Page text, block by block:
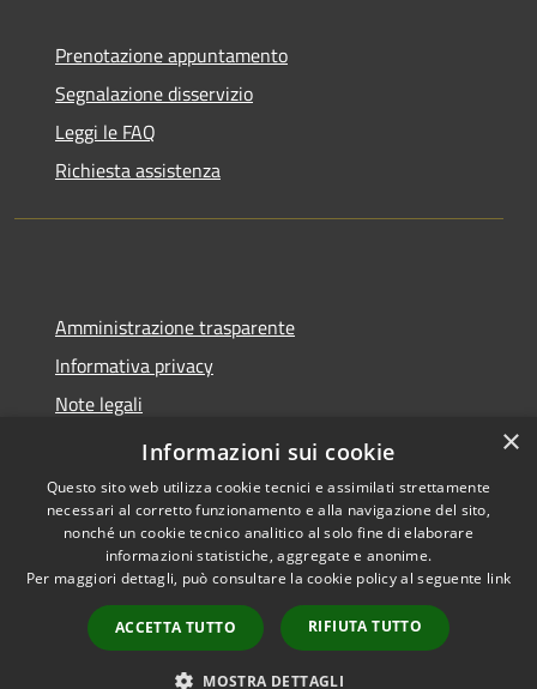
Prenotazione appuntamento
Segnalazione disservizio
Leggi le FAQ
Richiesta assistenza
Amministrazione trasparente
Informativa privacy
Note legali
Dichiarazione di accessibilità
Accessibilità
Copyright © 2026 • Città di
Pomezia • Powered by
Municipium•
Accesso
redazione
×
Informazioni sui cookie
Questo sito web utilizza cookie tecnici e assimilati strettamente
necessari al corretto funzionamento e alla navigazione del sito,
nonché un cookie tecnico analitico al solo fine di elaborare
informazioni statistiche, aggregate e anonime.
Per maggiori dettagli, può consultare la cookie policy al seguente link
ACCETTA TUTTO RIFIUTA TUTTO
MOSTRA DETTAGLI